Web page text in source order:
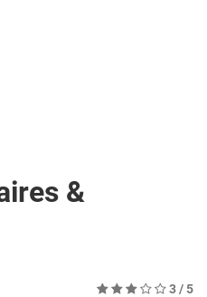
&
3/ 5